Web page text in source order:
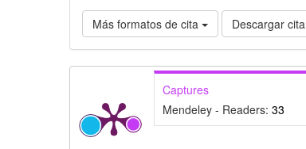
Más formatos de cita Descargar cita
Captures
Mendeley - Readers: 33